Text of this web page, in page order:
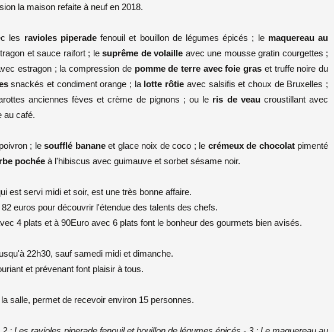
la maison refaite à neuf en 2018.
les ravioles piperadefenouil et bouillon de légumes épicés ; le maquereau au
et sauce raifort ; lesuprême de volaille avec une mousse gratin courgettes ;
estragon ; la compression de pomme de terre avec foie gras et truffe noire du
snackés et condiment orange ; la lotte rôtie avec salsifis et choux de Bruxelles ;
anciennes fèves et crème de pignons ; ou le ris de veaucroustillant avec
au café.
; le soufflé banane et glace noix de coco ; le crémeux de chocolatpimenté
pochée à l'hibiscus avec guimauve et sorbet sésame noir.
est servi midi et soir, est une très bonne affaire.
euros pour découvrir l'étendue des talents des chefs.
4 plats et à 90Euro avec 6 plats font le bonheur des gourmets bien avisés.
22h30, sauf samedi midi et dimanche.
et prévenant font plaisir à tous.
salle, permet de recevoir environ 15 personnes.